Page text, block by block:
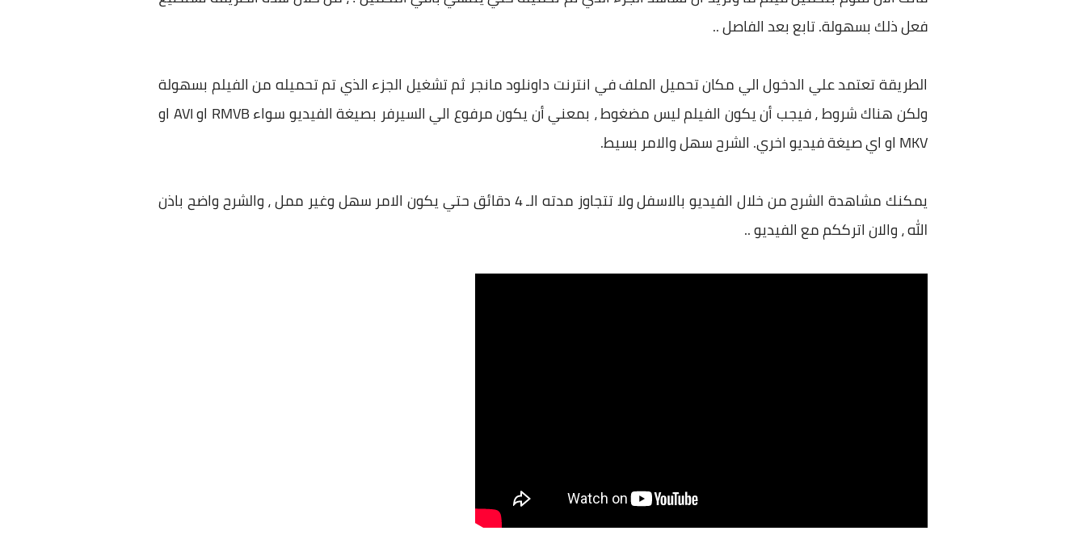
فعل ذلك بسهولة. تابع بعد الفاصل ..
الطريقة تعتمد علي الدخول الي مكان تحميل الملف في انترنت داونلود مانجر ثم تشغيل الجزء الذي تم تحميله من الفيلم بسهولة
ولكن هناك شروط ، فيجب أن يكون الفيلم ليس مضغوط ، بمعني أن يكون مرفوع الي السيرفر بصيغة الفيديو سواء RMVB او AVI او
MKV او اي صيغة فيديو اخري. الشرح سهل والامر بسيط.
يمكنك مشاهدة الشرح من خلال الفيديو بالاسفل ولا تتجاوز مدته الـ 4 دقائق حتي يكون الامر سهل وغير ممل ، والشرح واضح باذن
الله ، والان اترككم مع الفيديو ..